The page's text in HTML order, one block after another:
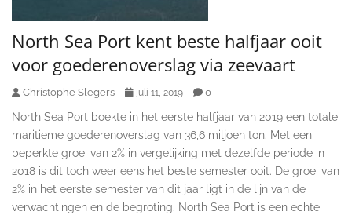
North Sea Port kent beste halfjaar ooit
voor goederenoverslag via zeevaart
Christophe Slegers juli 11, 2019 0
North Sea Port boekte in het eerste halfjaar van 2019 een totale
maritieme goederenoverslag van 36,6 miljoen ton. Met een
beperkte groei van 2% in vergelijking met dezelfde periode in
2018 is dit toch weer eens het beste semester ooit. De groei van
2% in het eerste semester van dit jaar ligt in de lijn van de
verwachtingen en de begroting. North Sea Port is een echte